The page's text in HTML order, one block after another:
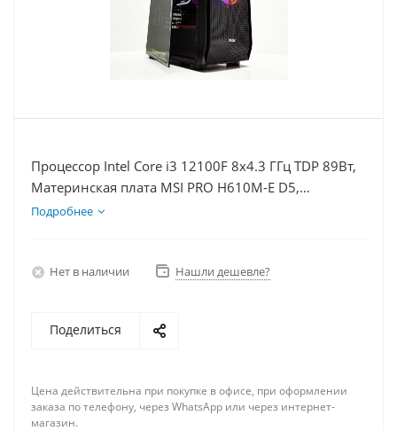
Процессор Intel Core i3 12100F 8x4.3 ГГц TDP 89Вт,
Материнская плата MSI PRO H610M-E D5,
Видеокарта RTX 5060Ti 8Гб, Память DDR5 32Gb,
Подробнее
Нет в наличии Нашли дешевле?
Поделиться
Цена действительна при покупке в офисе, при оформлении
заказа по телефону, через WhatsApp или через интернет-
магазин.